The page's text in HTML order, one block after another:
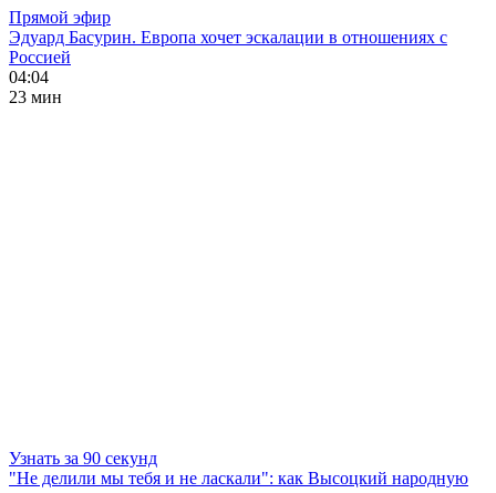
Прямой эфир
Эдуард Басурин. Европа хочет эскалации в отношениях с
Россией
04:04
23 мин
Узнать за 90 секунд
"Не делили мы тебя и не ласкали": как Высоцкий народную